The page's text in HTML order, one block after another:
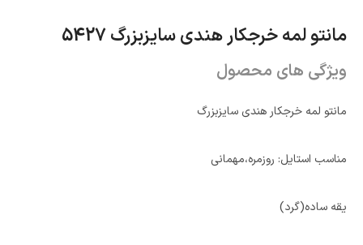
مانتو لمه خرجکار هندی سایزبزرگ 5427
ویژگی های محصول
مانتو لمه خرجکار هندی سایزبزرگ
مناسب استایل: روزمره،مهمانی
یقه ساده(گرد)